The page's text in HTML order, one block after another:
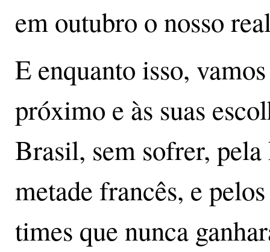
em outubro o nosso
E enquanto isso,
próximo e às suas
Brasil, sem sofrer,
metade francês, e
times que nunca